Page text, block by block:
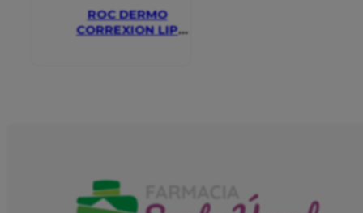
ROC DERMO
CORREXION LIP